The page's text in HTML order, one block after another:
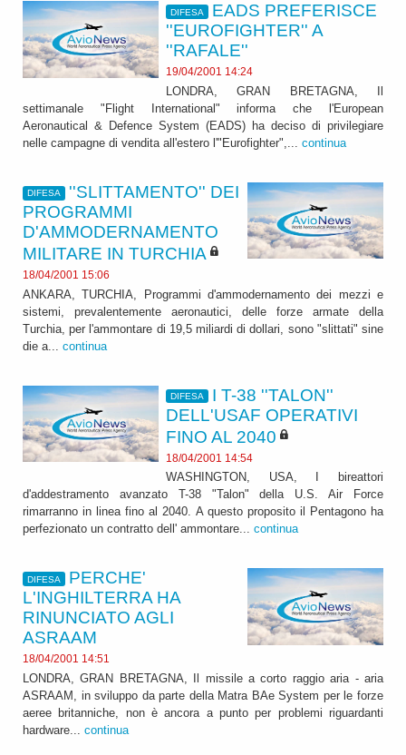
DIFESA
EADS PREFERISCE
''EUROFIGHTER'' A
''RAFALE''
19/04/2001 14:24
LONDRA, GRAN BRETAGNA, Il
settimanale "Flight International" informa che l'European
Aeronautical & Defence System (EADS) ha deciso di privilegiare
nelle campagne di vendita all'estero l'"Eurofighter",... continua
DIFESA
''SLITTAMENTO'' DEI
PROGRAMMI
D'AMMODERNAMENTO
MILITARE IN TURCHIA
18/04/2001 15:06
ANKARA, TURCHIA, Programmi d'ammodernamento dei mezzi e
sistemi, prevalentemente aeronautici, delle forze armate della
Turchia, per l'ammontare di 19,5 miliardi di dollari, sono "slittati" sine
die a... continua
DIFESA
I T-38 ''TALON''
DELL'USAF OPERATIVI
FINO AL 2040
18/04/2001 14:54
WASHINGTON, USA, I bireattori
d'addestramento avanzato T-38 "Talon" della U.S. Air Force
rimarranno in linea fino al 2040. A questo proposito il Pentagono ha
perfezionato un contratto dell' ammontare... continua
DIFESA
PERCHE'
L'INGHILTERRA HA
RINUNCIATO AGLI
ASRAAM
18/04/2001 14:51
LONDRA, GRAN BRETAGNA, Il missile a corto raggio aria - aria
ASRAAM, in sviluppo da parte della Matra BAe System per le forze
aeree britanniche, non è ancora a punto per problemi riguardanti
hardware... continua